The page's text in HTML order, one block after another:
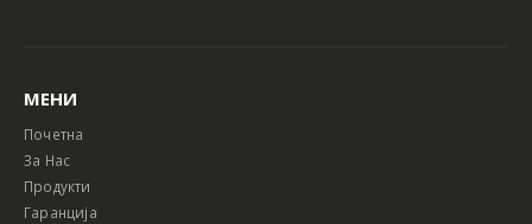
МЕНИ
Почетна
За Нас
Продукти
Гаранција